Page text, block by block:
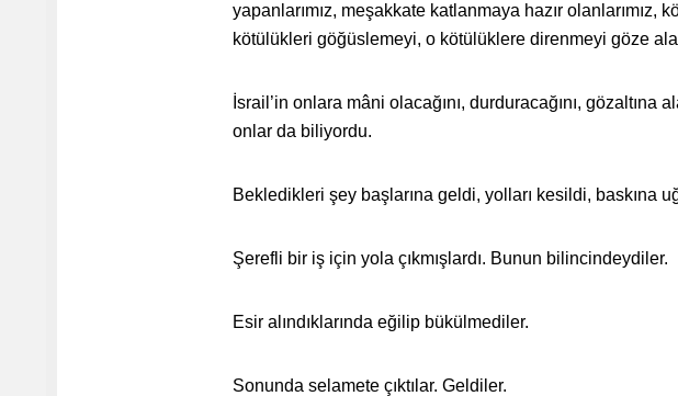
yapanlarımız, meşakkate katlanmaya hazır olanlarımız,
kötülükleri göğüslemeyi, o kötülüklere direnmeyi göze
İsrail’in onlara mâni olacağını, durduracağını, gözaltına
onlar da biliyordu.
Bekledikleri şey başlarına geldi, yolları kesildi, baskına
Şerefli bir iş için yola çıkmışlardı. Bunun bilincindeydiler.
Esir alındıklarında eğilip bükülmediler.
Sonunda selamete çıktılar. Geldiler.